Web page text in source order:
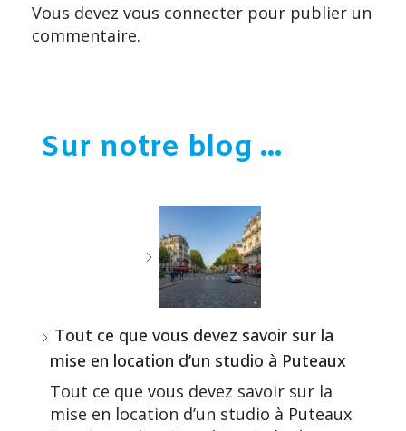
Vous devez vous connecter pour publier un
commentaire.
Sur notre blog ...
Tout ce que vous devez savoir sur la
mise en location d’un studio à Puteaux
Tout ce que vous devez savoir sur la
mise en location d’un studio à Puteaux